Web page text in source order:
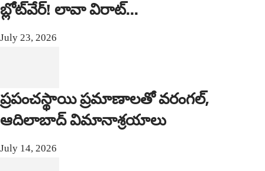
బ్లోట్‌వేర్! లావా విరాట్...
July 23, 2026
ప్రపంచస్థాయి ప్రమాణాలతో వరంగల్,
ఆదిలాబాద్ విమానాశ్రయాలు
July 14, 2026